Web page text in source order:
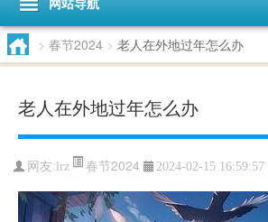
> 春节2024 > 老人在外地过年怎么办
老人在外地过年怎么办
网友: lrz 春节2024 2024-02-15 16:59:57